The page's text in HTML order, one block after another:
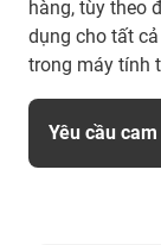
hàng, tùy theo
dụng cho tất
trong máy tính
Yêu cầu